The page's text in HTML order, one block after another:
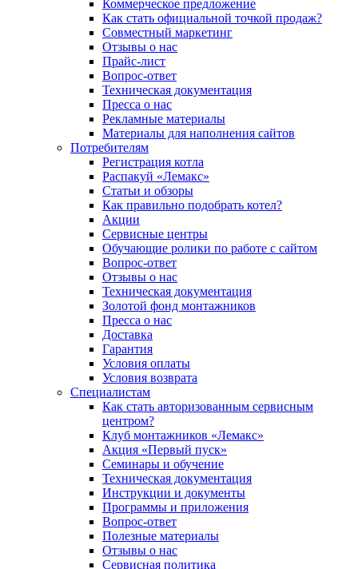
Коммерческое предложение
Как стать официальной точкой продаж?
Совместный маркетинг
Отзывы о нас
Прайс-лист
Вопрос-ответ
Техническая документация
Пресса о нас
Рекламные материалы
Материалы для наполнения сайтов
Потребителям
Регистрация котла
Распакуй «Лемакс»
Статьи и обзоры
Как правильно подобрать котел?
Акции
Сервисные центры
Обучающие ролики по работе с сайтом
Вопрос-ответ
Отзывы о нас
Техническая документация
Золотой фонд монтажников
Пресса о нас
Доставка
Гарантия
Условия оплаты
Условия возврата
Специалистам
Как стать авторизованным сервисным
центром?
Клуб монтажников «Лемакс»
Акция «Первый пуск»
Семинары и обучение
Техническая документация
Инструкции и документы
Программы и приложения
Вопрос-ответ
Полезные материалы
Отзывы о нас
Сервисная политика